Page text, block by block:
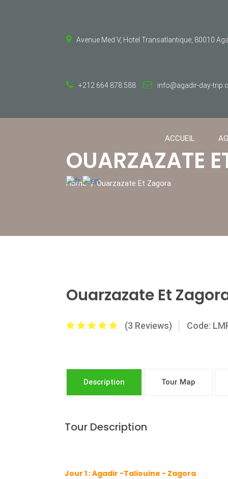
Avenue Med V, Hotel Transatlantique, 80010
+212 664 878 588 info@agadir-day-
ACCUEIL
OUARZAZATE
Home Ouarzazate Et Zagora
Ouarzazate Et
(3 Reviews) Code:
Description Tour Map
Tour Description
Jour 1 : Agadir -Taliouine - Zagora